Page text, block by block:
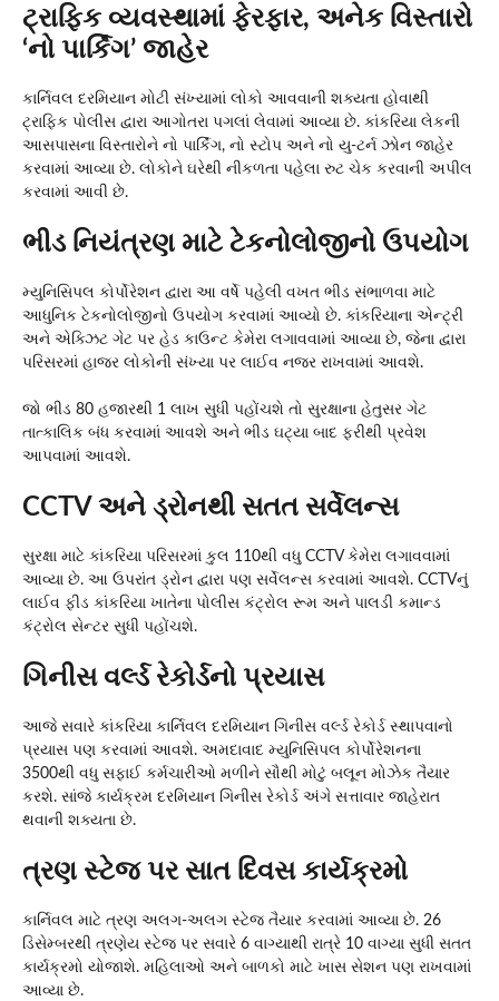
ટ્રાફિક વ્યવસ્થામાં ફેરફાર, અનેક વિસ્તારો
‘નો પાર્કિંગ’ જાહેર
કાર્નિવલ દરમિયાન મોટી સંખ્યામાં લોકો આવવાની શક્યતા હોવાથી
ટ્રાફિક પોલીસ દ્વારા આગોતરા પગલાં લેવામાં આવ્યા છે. કાંકરિયા લેકની
આસપાસના વિસ્તારોને નો પાર્કિંગ, નો સ્ટોપ અને નો યુ-ટર્ન ઝોન જાહેર
કરવામાં આવ્યા છે. લોકોને ઘરેથી નીકળતા પહેલા રુટ ચેક કરવાની અપીલ
કરવામાં આવી છે.
ભીડ નિયંત્રણ માટે ટેકનોલોજીનો ઉપયોગ
મ્યુનિસિપલ કોર્પોરેશન દ્વારા આ વર્ષે પહેલી વખત ભીડ સંભાળવા માટે
આધુનિક ટેકનોલોજીનો ઉપયોગ કરવામાં આવ્યો છે. કાંકરિયાના એન્ટ્રી
અને એક્ઝિટ ગેટ પર હેડ કાઉન્ટ કેમેરા લગાવવામાં આવ્યા છે, જેના દ્વારા
પરિસરમાં હાજર લોકોની સંખ્યા પર લાઈવ નજર રાખવામાં આવશે.
જો ભીડ 80 હજારથી 1 લાખ સુધી પહોંચશે તો સુરક્ષાના હેતુસર ગેટ
તાત્કાલિક બંધ કરવામાં આવશે અને ભીડ ઘટ્યા બાદ ફરીથી પ્રવેશ
આપવામાં આવશે.
CCTV અને ડ્રોનથી સતત સર્વેલન્સ
સુરક્ષા માટે કાંકરિયા પરિસરમાં કુલ 110થી વધુ CCTV કેમેરા લગાવવામાં
આવ્યા છે. આ ઉપરાંત ડ્રોન દ્વારા પણ સર્વેલન્સ કરવામાં આવશે. CCTVનું
લાઈવ ફીડ કાંકરિયા ખાતેના પોલીસ કંટ્રોલ રૂમ અને પાલડી કમાન્ડ
કંટ્રોલ સેન્ટર સુધી પહોંચશે.
ગિનીસ વર્લ્ડ રેકોર્ડનો પ્રયાસ
આજે સવારે કાંકરિયા કાર્નિવલ દરમિયાન ગિનીસ વર્લ્ડ રેકોર્ડ સ્થાપવાનો
પ્રયાસ પણ કરવામાં આવશે. અમદાવાદ મ્યુનિસિપલ કોર્પોરેશનના
3500થી વધુ સફાઈ કર્મચારીઓ મળીને સૌથી મોટું બલૂન મોઝેક તૈયાર
કરશે. સાંજે કાર્યક્રમ દરમિયાન ગિનીસ રેકોર્ડ અંગે સત્તાવાર જાહેરાત
થવાની શક્યતા છે.
ત્રણ સ્ટેજ પર સાત દિવસ કાર્યક્રમો
કાર્નિવલ માટે ત્રણ અલગ-અલગ સ્ટેજ તૈયાર કરવામાં આવ્યા છે. 26
ડિસેમ્બરથી ત્રણેય સ્ટેજ પર સવારે 6 વાગ્યાથી રાત્રે 10 વાગ્યા સુધી સતત
કાર્યક્રમો યોજાશે. મહિલાઓ અને બાળકો માટે ખાસ સેશન પણ રાખવામાં
આવ્યા છે.